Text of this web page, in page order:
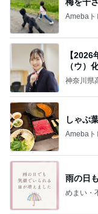
Amebaト
【
（ウ）
神奈川県
しゃぶ
Amebaト
雨の日
めまい・